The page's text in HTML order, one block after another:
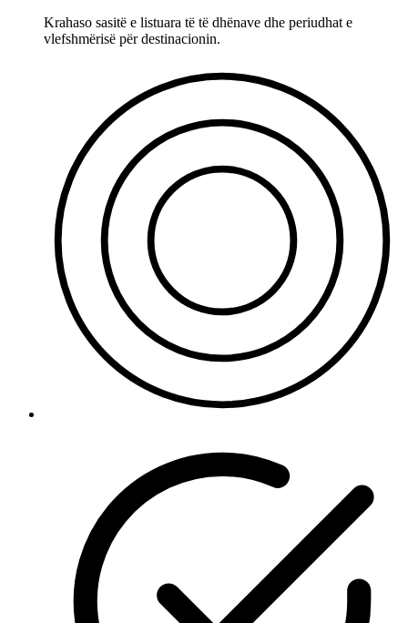
Krahaso sasitë e listuara të të dhënave dhe periudhat e
vlefshmërisë për destinacionin.